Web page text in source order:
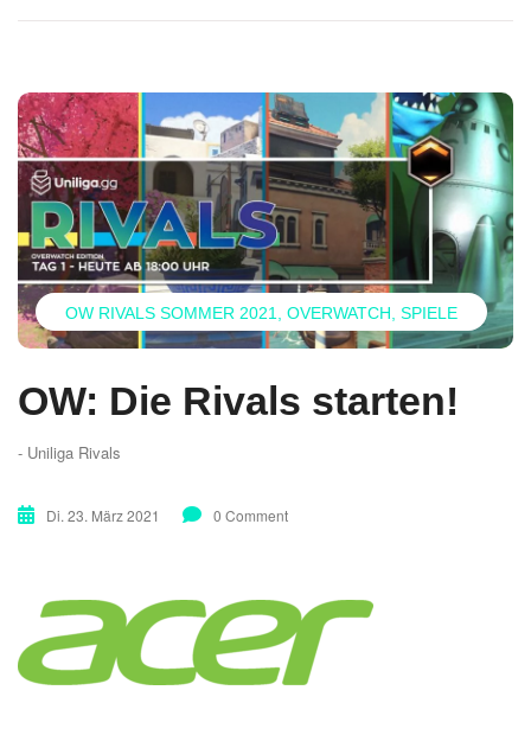
OW RIVALS SOMMER 2021 OVERWATCH SPIELE
OW: Die Rivals starten!
- Uniliga Rivals
Di. 23. März 2021 0 Comment